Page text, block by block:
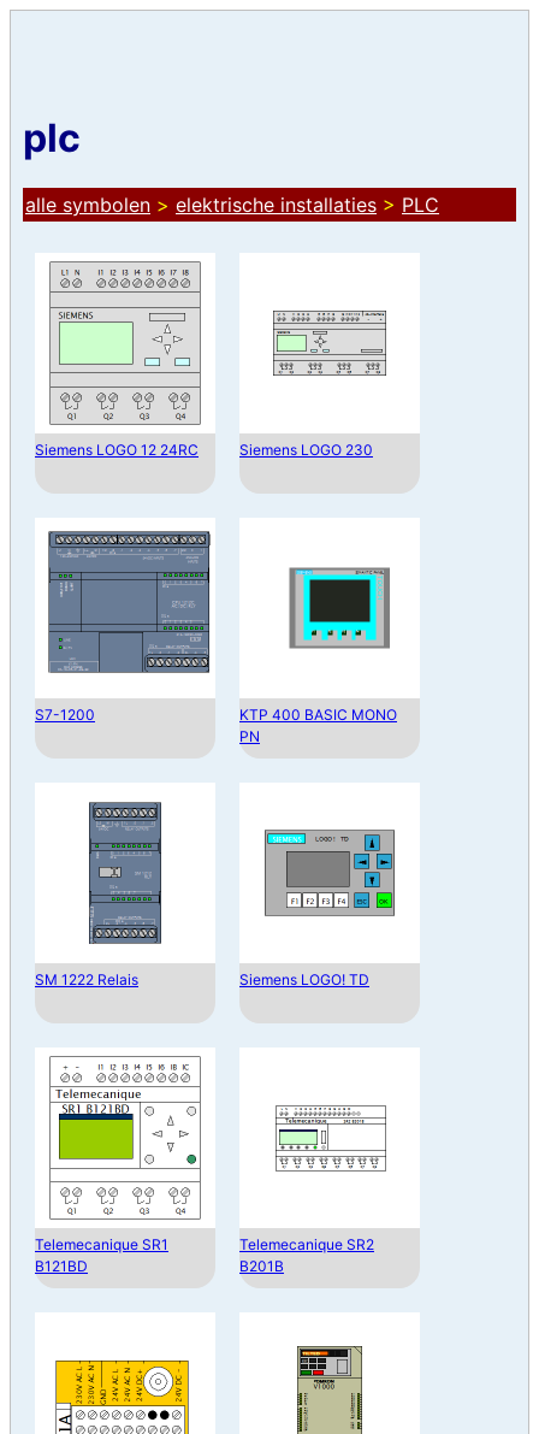
plc
alle symbolen > elektrische installaties > PLC
Siemens LOGO 12 24RC Siemens LOGO 230
S7-1200
KTP 400 BASIC MONO
PN
SM 1222 Relais Siemens LOGO! TD
Telemecanique SR1
B121BD
Telemecanique SR2
B201B